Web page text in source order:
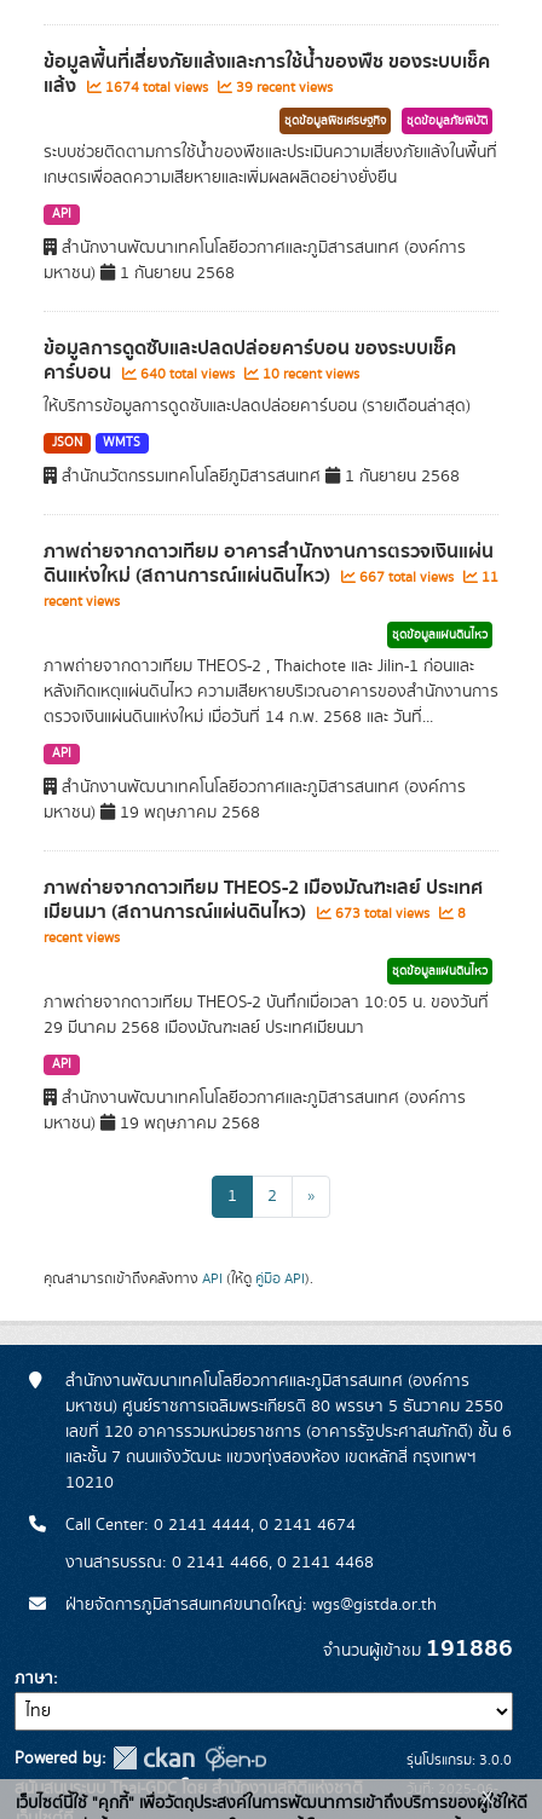
ข้อมูลพื้นที่เสี่ยงภัยแล้งและการใช้นํ้าของพืช ของระบบเช็ค
แล้ง 1674 total views 39 recent views
ชุดข้อมูลพืชเศรษฐกิจ ชุดข้อมูลภัยพิบัติ
ระบบช่วยติดตามการใช้น้ำของพืชและประเมินความเสี่ยงภัยแล้งในพื้นที่
เกษตรเพื่อลดความเสียหายและเพิ่มผลผลิตอย่างยั่งยืน
API
สำนักงานพัฒนาเทคโนโลยีอวกาศและภูมิสารสนเทศ (องค์การ
มหาชน)
1 กันยายน 2568
ข้อมูลการดูดซับและปลดปล่อยคาร์บอน ของระบบเช็ค
คาร์บอน 640 total views 10 recent views
ให้บริการข้อมูลการดูดซับและปลดปล่อยคาร์บอน (รายเดือนล่าสุด)
JSON WMTS
สำนักนวัตกรรมเทคโนโลยีภูมิสารสนเทศ 1 กันยายน 2568
ภาพถ่ายจากดาวเทียม อาคารสำนักงานการตรวจเงินแผ่น
ดินแห่งใหม่ (สถานการณ์แผ่นดินไหว) 667 total views
11
recent views
ชุดข้อมูลแผ่นดินไหว
ภาพถ่ายจากดาวเทียม THEOS-2 , Thaichote และ Jilin-1 ก่อนและ
หลังเกิดเหตุแผ่นดินไหว ความเสียหายบริเวณอาคารของสำนักงานการ
ตรวจเงินแผ่นดินแห่งใหม่ เมื่อวันที่ 14 ก.พ. 2568 และ วันที่...
API
สำนักงานพัฒนาเทคโนโลยีอวกาศและภูมิสารสนเทศ (องค์การ
มหาชน)
19 พฤษภาคม 2568
ภาพถ่ายจากดาวเทียม THEOS-2 เมืองมัณฑะเลย์ ประเทศ
เมียนมา (สถานการณ์แผ่นดินไหว) 673 total views
8
recent views
ชุดข้อมูลแผ่นดินไหว
ภาพถ่ายจากดาวเทียม THEOS-2 บันทึกเมื่อเวลา 10:05 น. ของวันที่
29 มีนาคม 2568 เมืองมัณฑะเลย์ ประเทศเมียนมา
API
สำนักงานพัฒนาเทคโนโลยีอวกาศและภูมิสารสนเทศ (องค์การ
มหาชน)
19 พฤษภาคม 2568
1 2 »
คุณสามารถเข้าถึงคลังทาง API (ให้ดู คู่มือ API).
สำนักงานพัฒนาเทคโนโลยีอวกาศและภูมิสารสนเทศ (องค์การ
มหาชน) ศูนย์ราชการเฉลิมพระเกียรติ 80 พรรษา 5 ธันวาคม 2550
เลขที่ 120 อาคารรวมหน่วยราชการ (อาคารรัฐประศาสนภักดี) ชั้น 6
และชั้น 7 ถนนแจ้งวัฒนะ แขวงทุ่งสองห้อง เขตหลักสี่ กรุงเทพฯ
10210
Call Center: 0 2141 4444, 0 2141 4674
งานสารบรรณ: 0 2141 4466, 0 2141 4468
ฝ่ายจัดการภูมิสารสนเทศขนาดใหญ่: wgs@gistda.or.th
จำนวนผู้เข้าชม 191886
ภาษา
Powered by:
สนับสนุนระบบ Thai-GDC โดย สำนักงานสถิติแห่งชาติ
รุ่นโปรแกรม: 3.0.0
วันที่: 2025-06-
เว็บไซต์นี้ใช้ "คุกกี้" เพื่อวัตถุประสงค์ในการพัฒนาการเข้าถึงบริการของผู้ใช้ให้ดี
x